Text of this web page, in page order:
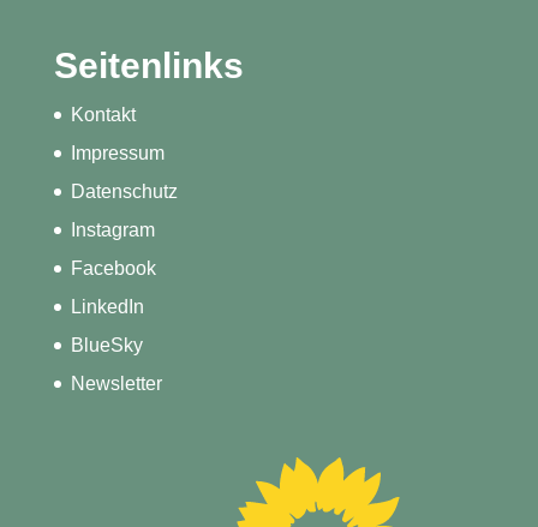
Seitenlinks
Kontakt
Impressum
Datenschutz
Instagram
Facebook
LinkedIn
BlueSky
Newsletter